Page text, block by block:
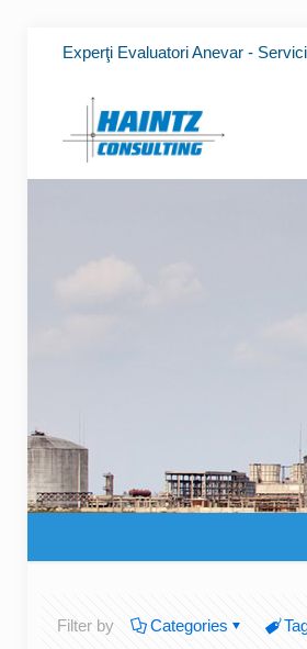
Experţi Evaluatori Anevar -
Filter by Categories